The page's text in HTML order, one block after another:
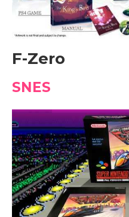
F-Zero
SNES